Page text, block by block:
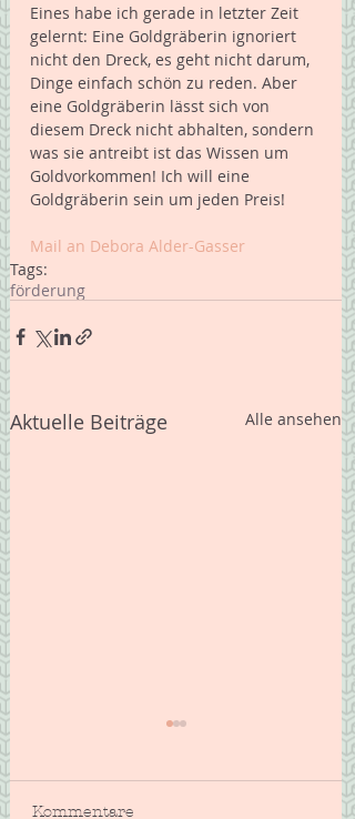
Eines habe ich gerade in letzter Zeit
gelernt: Eine Goldgräberin ignoriert
nicht den Dreck, es geht nicht darum,
Dinge einfach schön zu reden. Aber
eine Goldgräberin lässt sich von
diesem Dreck nicht abhalten, sondern
was sie antreibt ist das Wissen um
Goldvorkommen! Ich will eine
Goldgräberin sein um jeden Preis!
Mail an Debora Alder-Gasser
Tags:
förderung
Aktuelle Beiträge Alle ansehen
Kommentare